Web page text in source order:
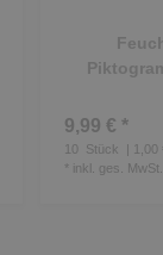
9,99 € *
10 Stück
| 1,00
* inkl. ges. MwSt.